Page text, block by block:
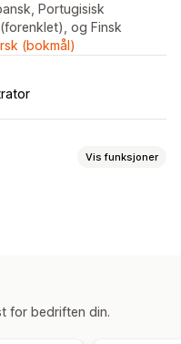
Portugisisk
og Finsk
(bokmål)
Vis funksjoner
for bedriften din.